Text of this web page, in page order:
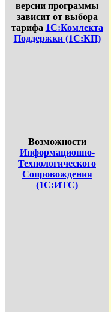
версии программы
зависит от выбора
тарифа 1С:Комлекта
Поддержки (1С:КП)
Возможности
Информационно-
Технологического
Сопровождения
(1С:ИТС)